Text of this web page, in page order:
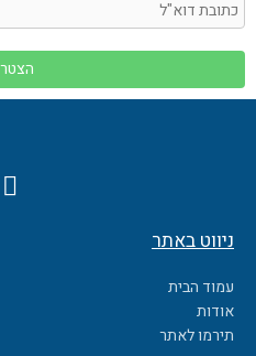
F
a
ניווט באתר
עמוד הבית
אודות
תירמו לאתר